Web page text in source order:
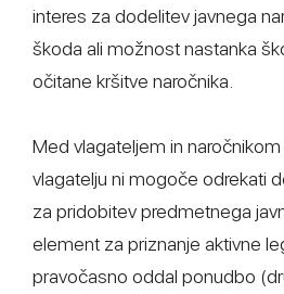
interes za dodelitev javnega
škoda ali možnost nastanka
očitane kršitve naročnika.
Med vlagateljem in
vlagatelju ni mogoče odrekati
za pridobitev predmetnega
element za priznanje aktivne
pravočasno oddal ponudbo